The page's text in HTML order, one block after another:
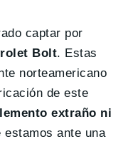
captar por
Bolt. Estas
norteamericano
de este
extraño ni
estamos ante una